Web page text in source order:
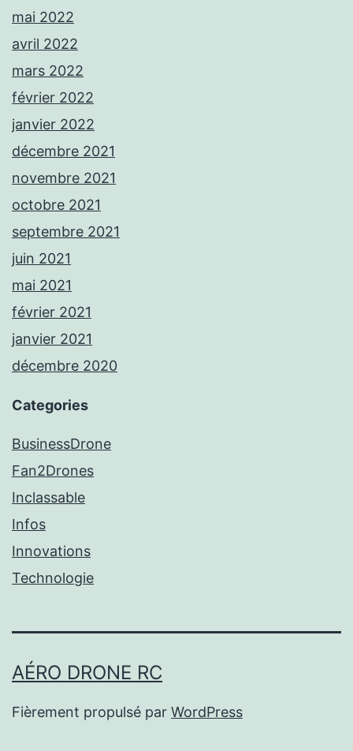
mai 2022
avril 2022
mars 2022
février 2022
janvier 2022
décembre 2021
novembre 2021
octobre 2021
septembre 2021
juin 2021
mai 2021
février 2021
janvier 2021
décembre 2020
Categories
BusinessDrone
Fan2Drones
Inclassable
Infos
Innovations
Technologie
AÉRO DRONE RC
Fièrement propulsé par WordPress